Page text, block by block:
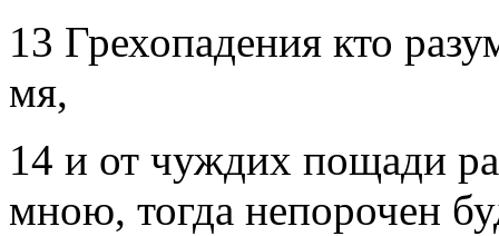
13 Грехопадения кто
мя,
14 и от чуждих пощади
мною, тогда непорочен